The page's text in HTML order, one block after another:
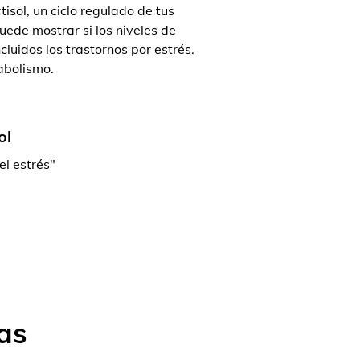
un ciclo regulado de tus
mostrar si los niveles de
los trastornos por estrés.
estrés"